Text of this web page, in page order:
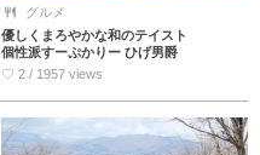
グルメ
優しくまろやかな和のテイスト
個性派すーぷかりー ひげ男爵
♡ 2 / 1957 views